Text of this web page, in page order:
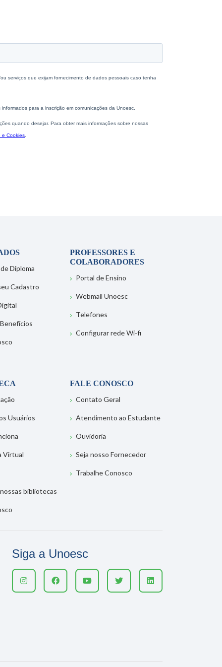
Diploma
Cadastro
PROFESSORES E
COLABORADORES
Portal de Ensino
Webmail Unoesc
Telefones
Configurar rede Wi-fi
Usuários
Virtual
bibliotecas
FALE CONOSCO
Contato Geral
Atendimento ao Estudante
Ouvidoria
Seja nosso Fornecedor
Trabalhe Conosco
Siga a Unoesc